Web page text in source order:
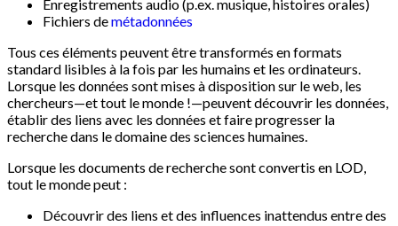
Enregistrements audio (p.ex. musique, histoires orales)
Fichiers demétadonnées
Tous ces éléments peuvent être transformés en formats
standard lisibles à la fois par les humains et les ordinateurs.
Lorsque les données sont mises à disposition sur le web, les
chercheurs—et tout le monde !—peuvent découvrir les données,
établir des liens avec les données et faire progresser la
recherche dans le domaine des sciences humaines.
Lorsque les documents de recherche sont convertis en LOD,
tout le monde peut :
Découvrir des liens et des influences inattendus entre des